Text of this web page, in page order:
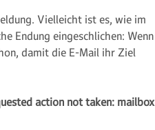
Vielleicht ist es, wie im
Endung eingeschlichen: Wenn
damit die E-Mail ihr Ziel
action not taken: mailbox